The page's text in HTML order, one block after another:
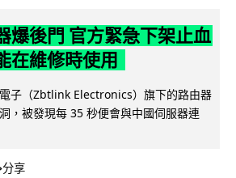
爆後門 官方緊急下架止血
在維修時使用
子（Zbtlink Electronics）旗下的路由器
，被發現每 35 秒便會與中國伺服器連
分享